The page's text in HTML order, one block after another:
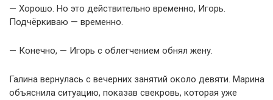
— Хорошо. Но это действительно временно, Игорь.
Подчёркиваю — временно.
— Конечно, — Игорь с облегчением обнял жену.
Галина вернулась с вечерних занятий около девяти. Марина
объяснила ситуацию, показав свекровь, которая уже